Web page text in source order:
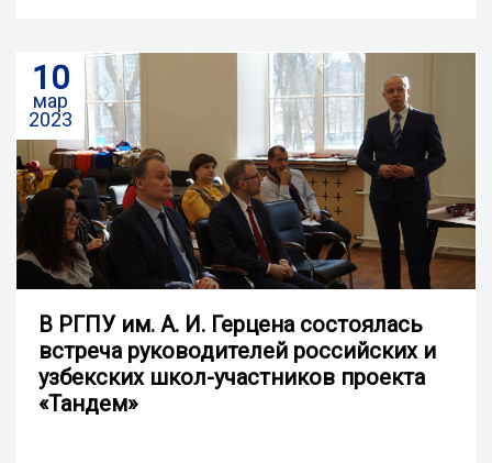
10
мар
2023
В РГПУ им. А. И. Герцена состоялась
встреча руководителей российских и
узбекских школ-участников проекта
«Тандем»